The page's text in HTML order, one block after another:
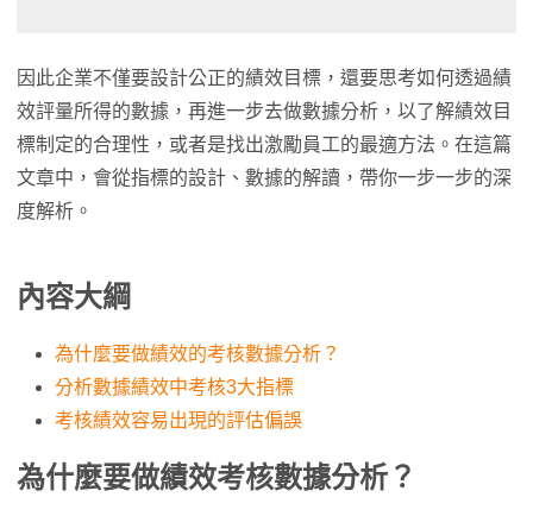
因此企業不僅要設計公正的績效目標，還要思考如何透過績
效評量所得的數據，再進一步去做數據分析，以了解績效目
標制定的合理性，或者是找出激勵員工的最適方法。在這篇
文章中，會從指標的設計、數據的解讀，帶你一步一步的深
度解析。
內容大綱
為什麼要做績效的考核數據分析？
分析數據績效中考核3大指標
考核績效容易出現的評估偏誤
為什麼要做績效考核數據分析？